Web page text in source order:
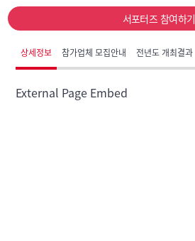
서포터즈 참여하기
상세정보 참가업체 모집안내 전년도 개최결과
External Page Embed